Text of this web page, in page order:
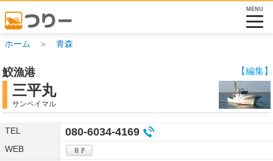
MENU
ホーム ＞ 青森
【編集】
鮫漁港
三平丸
サンペイマル
TEL 080-6034-4169
WEB